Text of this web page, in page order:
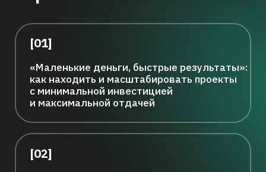
Вертикальная интеграция по-
русски: как собирать
месторождения в холдинги и где
[04]
Переход эффектов из CAPEX в OPEX.
Актуальные методики расчета
реальной экономической отдачи
от проектов